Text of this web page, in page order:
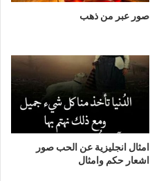
صور عبر من ذهب
امثال انجليزية عن الحب صور
اشعار حكم وامثال